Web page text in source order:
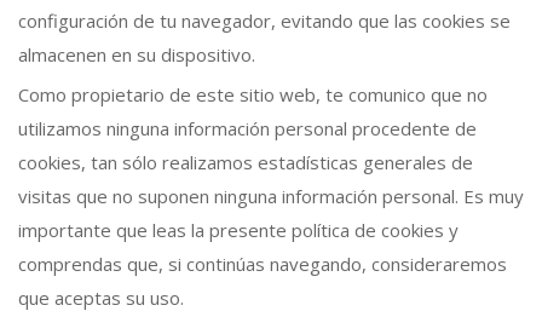
configuración de tu navegador, evitando que las cookies se
almacenen en su dispositivo.
Como propietario de este sitio web, te comunico que no
utilizamos ninguna información personal procedente de
cookies, tan sólo realizamos estadísticas generales de
visitas que no suponen ninguna información personal. Es muy
importante que leas la presente política de cookies y
comprendas que, si continúas navegando, consideraremos
que aceptas su uso.